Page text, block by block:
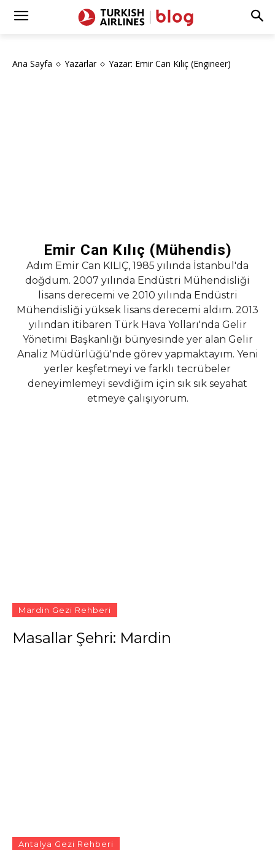
Ana Sayfa Yazarlar Yazar: Emir Can Kılıç (Engineer)
Emir Can Kılıç (Mühendis)
Adım Emir Can KILIÇ, 1985 yılında İstanbul'da
doğdum. 2007 yılında Endüstri Mühendisliği
lisans derecemi ve 2010 yılında Endüstri
Mühendisliği yüksek lisans derecemi aldım. 2013
yılından itibaren Türk Hava Yolları'nda Gelir
Yönetimi Başkanlığı bünyesinde yer alan Gelir
Analiz Müdürlüğü'nde görev yapmaktayım. Yeni
yerler keşfetmeyi ve farklı tecrübeler
deneyimlemeyi sevdiğim için sık sık seyahat
etmeye çalışıyorum.
Mardin Gezi Rehberi
Masallar Şehri: Mardin
Antalya Gezi Rehberi